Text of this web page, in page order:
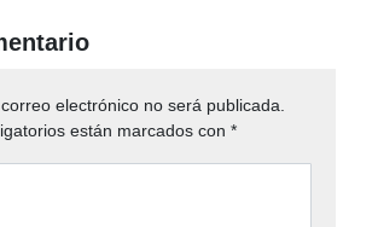
electrónico no será publicada.
están marcados con *